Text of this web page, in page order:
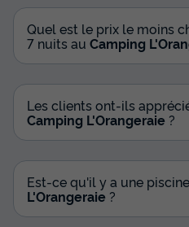
Surface
Adultes
Animaux autorisés * Cafetière
Salon de jardin
+ 2
chambres
du05/12/2026
Modifier les dates
Quel est le prix le moins
7 nuits au Camping
Les clients ont-ils
Camping L'Orangeraie ?
Est-ce qu'il y a une
L'Orangeraie ?